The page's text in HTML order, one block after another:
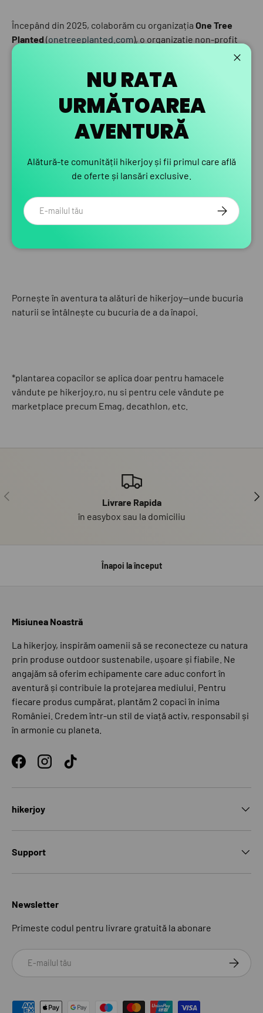
Începând din 2025, colaborăm cu organizația One Tree
Planted(onetreeplanted.com), o organizație non-profit
care sprijină proiecte de reîmpădurire la nivel global.
, la finalul sezonului de camping, când vom
contabiliza fiecare hamac vândut și, implicit, fiecare
promisiune de plantare.
Fii Parte din Schimbare
Alegând hikerjoy, nu cumperi doar un hamac de camping
sprijină sustenabilitatea și acționează cu responsabilitate.
Împreună, putem face o diferență—
un hamac, doi copaci,
Pornește în aventura ta alături de hikerjoy—unde bucuria
naturii se întâlnește cu bucuria de a da înapoi.
*plantarea copacilor se aplica doar pentru hamacele
vândute pe hikerjoy.ro, nu si pentru cele vândute pe
marketplace precum Emag, decathlon, etc.
NU RATA
URMĂTOAREA
AVENTURĂ
Alătură-te comunității hikerjoy și fii primul care află
de oferte și lansări exclusive.
Email ABONEAZA-
PRECEDENT
Livrare Rapida
în easybox sau la domiciliu
Înapoi la început
Misiunea Noastră
La hikerjoy, inspirăm oamenii să se reconecteze cu natura
prin produse outdoor sustenabile, ușoare și fiabile. Ne
angajăm să oferim echipamente care aduc confort în
aventură și contribuie la protejarea mediului. Pentru
fiecare produs cumpărat, plantăm 2 copaci în inima
României. Credem într-un stil de viață activ, responsabil și
în armonie cu planeta.
FacebookInstagramTikTok
hikerjoy
Support
Newsletter
Primeste codul pentru livrare gratuită la abonare
Email
Modalități de plată acceptate